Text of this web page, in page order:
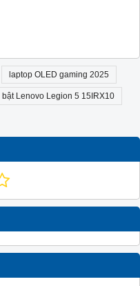
laptop OLED gaming 2025
Lenovo Legion 5 15IRX10